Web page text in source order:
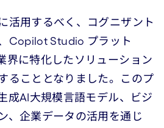
活用するべく、コグニザント
Copilot Studio プラット
界に特化したソリューション
ることとなりました。このプ
成AI大規模言語モデル、ビジ
、企業データの活用を通じ